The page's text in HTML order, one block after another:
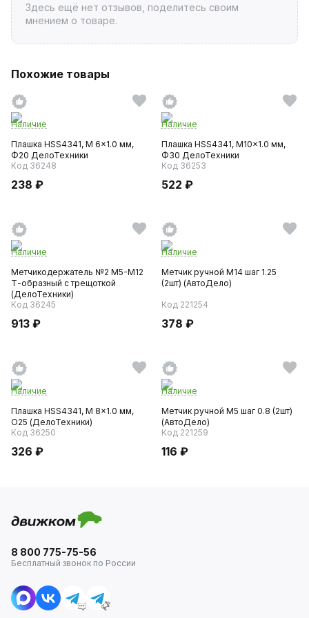
Здесь ещё нет отзывов, поделитесь своим
мнением о товаре.
Похожие товары
Наличие
Плашка HSS4341, M 6x1.0 мм,
Ф20 ДелоТехники
Код 36248
238 ₽
Наличие
Плашка HSS4341, M10x1.0 мм,
Ф30 ДелоТехники
Код 36253
522 ₽
Наличие
Метчикодержатель №2 М5-М12
Т-образный с трещоткой
(ДелоТехники)
Код 36245
913 ₽
Наличие
Метчик ручной M14 шаг 1.25
(2шт) (АвтоДело)
Код 221254
378 ₽
Наличие
Плашка HSS4341, M 8x1.0 мм,
O25 (ДелоТехники)
Код 36250
326 ₽
Наличие
Метчик ручной M5 шаг 0.8 (2шт)
(АвтоДело)
Код 221259
116 ₽
8 800 775-75-56
Бесплатный звонок по России